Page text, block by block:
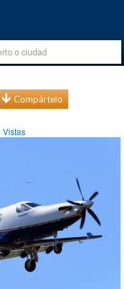
Compártelo
Vistas